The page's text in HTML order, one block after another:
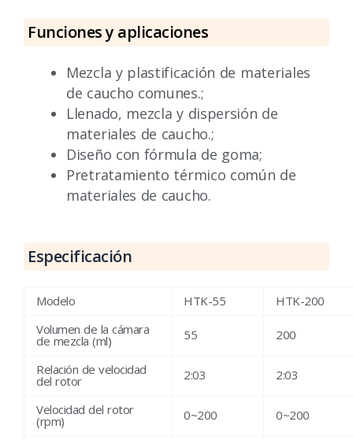
Funciones y aplicaciones
Mezcla y plastificación de materiales
de caucho comunes.;
Llenado, mezcla y dispersión de
materiales de caucho.;
Diseño con fórmula de goma;
Pretratamiento térmico común de
materiales de caucho.
Especificación
Modelo HTK-55
HTK-200
Volumen de la cámara
de mezcla (ml) 55 200
Relación de velocidad
del rotor 2:03 2:03
Velocidad del rotor
(rpm) 0~200 0~200